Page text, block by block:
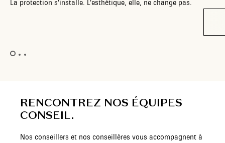
La protection s’installe. L’esthétique, elle, ne change pas.
RENCONTREZ NOS ÉQUIPES
CONSEIL.
Nos conseillers et nos conseillères vous accompagnent à